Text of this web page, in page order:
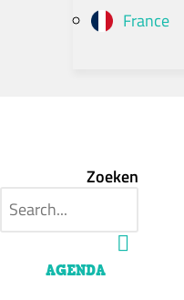
France
Zoeken
AGENDA